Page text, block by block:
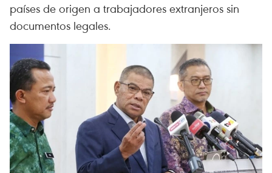
países de origen a trabajadores extranjeros sin
documentos legales.